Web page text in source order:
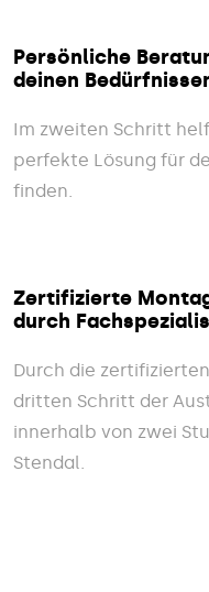
Persönliche
deinen
Im zweiten Schritt
perfekte Lösung für
finden.
Zertifizierte
durch
Durch die
dritten Schritt der
innerhalb von zwei
Stendal.